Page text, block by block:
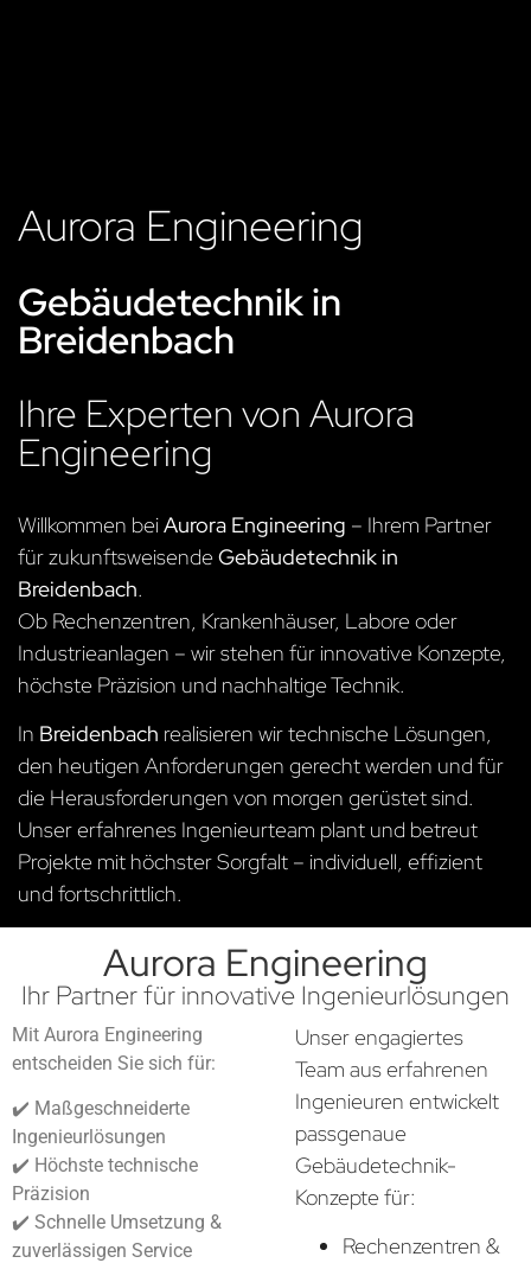
Aurora Engineering
Gebäudetechnik in
Breidenbach
Ihre Experten von Aurora
Engineering
Willkommen beiAurora Engineering – Ihrem Partner
für zukunftsweisendeGebäudetechnik in
Breidenbach.
Ob Rechenzentren, Krankenhäuser, Labore oder
Industrieanlagen – wir stehen für innovative Konzepte,
höchste Präzision und nachhaltige Technik.
In Breidenbach realisieren wir technische Lösungen,
den heutigen Anforderungen gerecht werden und für
die Herausforderungen von morgen gerüstet sind.
Unser erfahrenes Ingenieurteam plant und betreut
Projekte mit höchster Sorgfalt – individuell, effizient
und fortschrittlich.
Aurora Engineering
Ihr Partner für innovative Ingenieurlösungen
Mit Aurora Engineering
entscheiden Sie sich für:
✔️ Maßgeschneiderte
Ingenieurlösungen
✔️ Höchste technische
Präzision
✔️ Schnelle Umsetzung &
zuverlässigen Service
Unser engagiertes
Team aus erfahrenen
Ingenieuren entwickelt
passgenaue
Gebäudetechnik-
Konzepte für:
Rechenzentren &